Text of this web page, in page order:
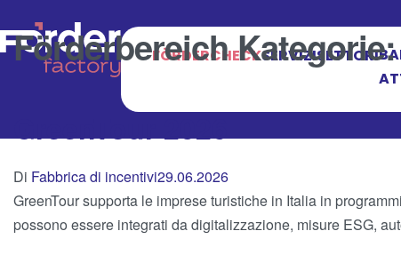
FÖRDERCHECKSERVIZISETTORI
Förderbereich
GreenTour 2026
Di Fabbrica di incentivi29.06.2026
GreenTour supporta le imprese turistiche in Italia in
possono essere integrati da digitalizzazione, misure ESG,